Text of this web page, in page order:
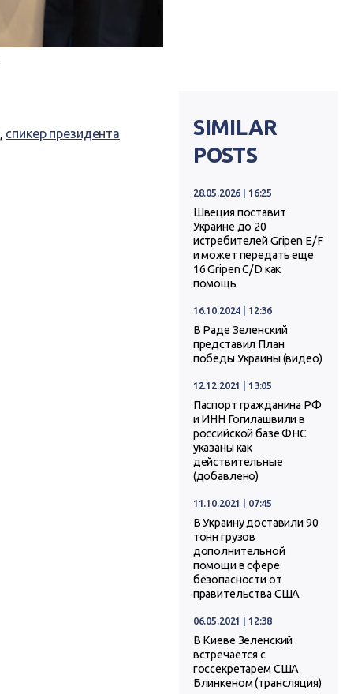
, спикер президента
SIMILAR
POSTS
28.05.2026 | 16:25
Швеция поставит
Украине до 20
истребителей Gripen E/F
и может передать еще
16 Gripen C/D как
помощь
16.10.2024 | 12:36
В Раде Зеленский
представил План
победы Украины (видео)
12.12.2021 | 13:05
Паспорт гражданина РФ
и ИНН Гогилашвили в
российской базе ФНС
указаны как
действительные
(добавлено)
11.10.2021 | 07:45
В Украину доставили 90
тонн грузов
дополнительной
помощи в сфере
безопасности от
правительства США
06.05.2021 | 12:38
В Киеве Зеленский
встречается с
госсекретарем США
Блинкеном (трансляция)